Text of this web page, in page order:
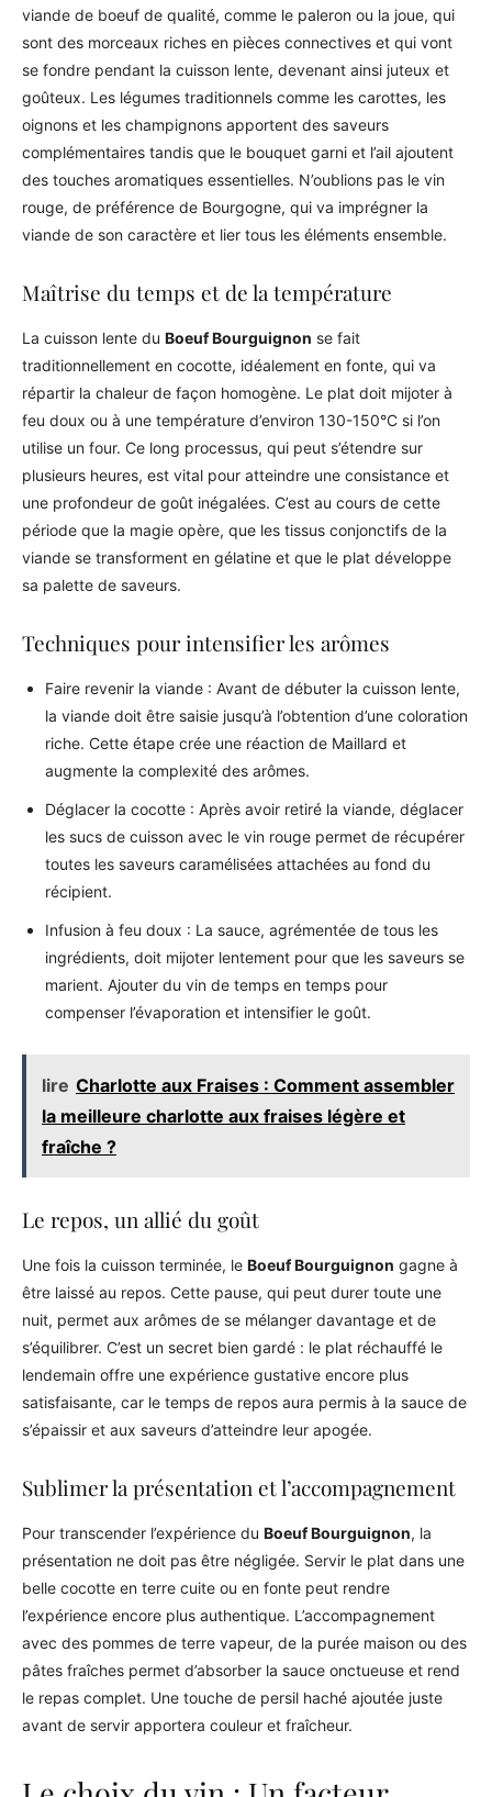
viande de boeuf de qualité, comme le paleron ou la joue, qui
sont des morceaux riches en pièces connectives et qui vont
se fondre pendant la cuisson lente, devenant ainsi juteux et
goûteux. Les légumes traditionnels comme les carottes, les
oignons et les champignons apportent des saveurs
complémentaires tandis que le bouquet garni et l’ail ajoutent
des touches aromatiques essentielles. N’oublions pas le vin
rouge, de préférence de Bourgogne, qui va imprégner la
viande de son caractère et lier tous les éléments ensemble.
Maîtrise du temps et de la température
La cuisson lente du Boeuf Bourguignon se fait
traditionnellement en cocotte, idéalement en fonte, qui va
répartir la chaleur de façon homogène. Le plat doit mijoter à
feu doux ou à une température d’environ 130-150°C si l’on
utilise un four. Ce long processus, qui peut s’étendre sur
plusieurs heures, est vital pour atteindre une consistance et
une profondeur de goût inégalées. C’est au cours de cette
période que la magie opère, que les tissus conjonctifs de la
viande se transforment en gélatine et que le plat développe
sa palette de saveurs.
Techniques pour intensifier les arômes
Faire revenir la viande : Avant de débuter la cuisson lente,
la viande doit être saisie jusqu’à l’obtention d’une coloration
riche. Cette étape crée une réaction de Maillard et
augmente la complexité des arômes.
Déglacer la cocotte : Après avoir retiré la viande, déglacer
les sucs de cuisson avec le vin rouge permet de récupérer
toutes les saveurs caramélisées attachées au fond du
récipient.
Infusion à feu doux : La sauce, agrémentée de tous les
ingrédients, doit mijoter lentement pour que les saveurs se
marient. Ajouter du vin de temps en temps pour
compenser l’évaporation et intensifier le goût.
lire Charlotte aux Fraises : Comment assembler
la meilleure charlotte aux fraises légère et
fraîche ?
Le repos, un allié du goût
Une fois la cuisson terminée, le Boeuf Bourguignon gagne à
être laissé au repos. Cette pause, qui peut durer toute une
nuit, permet aux arômes de se mélanger davantage et de
s’équilibrer. C’est un secret bien gardé : le plat réchauffé le
lendemain offre une expérience gustative encore plus
satisfaisante, car le temps de repos aura permis à la sauce de
s’épaissir et aux saveurs d’atteindre leur apogée.
Sublimer la présentation et l’accompagnement
Pour transcender l’expérience du Boeuf Bourguignon, la
présentation ne doit pas être négligée. Servir le plat dans une
belle cocotte en terre cuite ou en fonte peut rendre
l’expérience encore plus authentique. L’accompagnement
avec des pommes de terre vapeur, de la purée maison ou des
pâtes fraîches permet d’absorber la sauce onctueuse et rend
le repas complet. Une touche de persil haché ajoutée juste
avant de servir apportera couleur et fraîcheur.